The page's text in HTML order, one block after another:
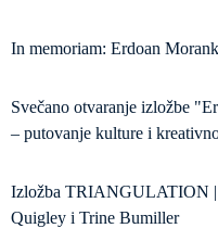
In memoriam: Erdoan
Svečano otvaranje izložbe
– putovanje kulture i
Izložba TRIANGULATION |
Quigley i Trine Bumiller